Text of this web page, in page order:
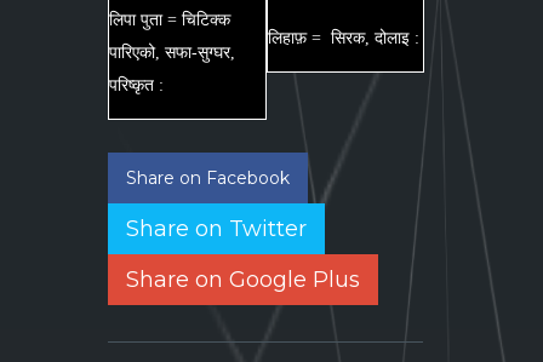
लिपा पुता = चिटिक्क
पारिएको, सफा-सुग्घर,
परिष्कृत :
लिहाफ़ = सिरक, दोलाइ :
Share on Facebook
Share on Twitter
Share on Google Plus